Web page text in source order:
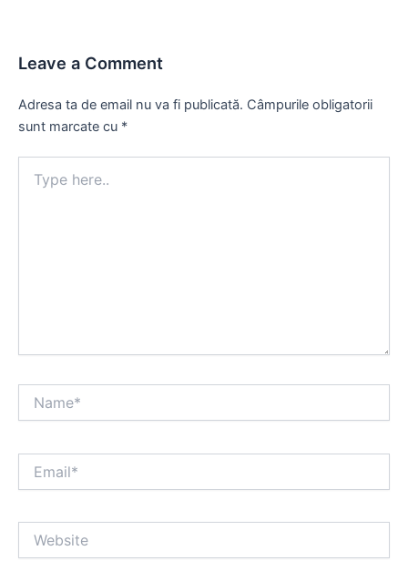
Leave a Comment
Adresa ta de email nu va fi publicată. Câmpurile obligatorii
sunt marcate cu *
here..